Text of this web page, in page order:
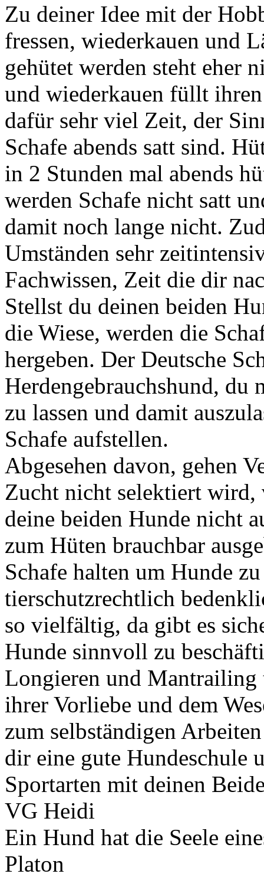
Zu deiner Idee mit der
fressen, wiederkauen und
gehütet werden steht eher
und wiederkauen füllt ihren
dafür sehr viel Zeit, der
Schafe abends satt sind.
in 2 Stunden mal abends
werden Schafe nicht satt
damit noch lange nicht.
Umständen sehr
Fachwissen, Zeit die dir
Stellst du deinen beiden
die Wiese, werden die
hergeben. Der Deutsche
Herdengebrauchshund, du
zu lassen und damit
Schafe aufstellen.
Abgesehen davon, gehen
Zucht nicht selektiert wird,
deine beiden Hunde nicht
zum Hüten brauchbar
Schafe halten um Hunde
tierschutzrechtlich
so vielfältig, da gibt es
Hunde sinnvoll zu
Longieren und Mantrailing
ihrer Vorliebe und dem
zum selbständigen
dir eine gute Hundeschule
Sportarten mit deinen
VG Heidi
Ein Hund hat die Seele
Platon